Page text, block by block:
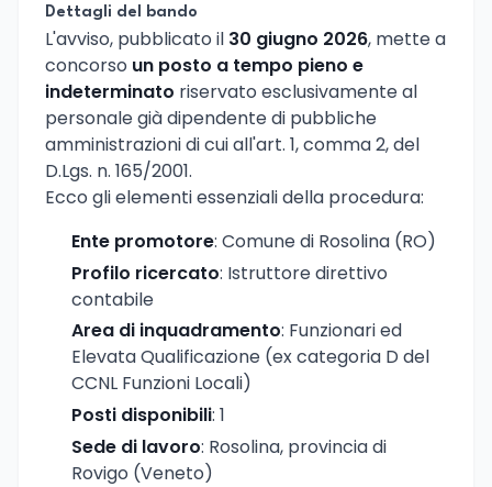
Dettagli del bando
L'avviso, pubblicato il 30 giugno 2026, mette a
concorso un posto a tempo pieno e
indeterminato riservato esclusivamente al
personale già dipendente di pubbliche
amministrazioni di cui all'art. 1, comma 2, del
D.Lgs. n. 165/2001.
Ecco gli elementi essenziali della procedura:
Ente promotore: Comune di Rosolina (RO)
Profilo ricercato: Istruttore direttivo
contabile
Area di inquadramento: Funzionari ed
Elevata Qualificazione (ex categoria D del
CCNL Funzioni Locali)
Posti disponibili: 1
Sede di lavoro: Rosolina, provincia di
Rovigo (Veneto)